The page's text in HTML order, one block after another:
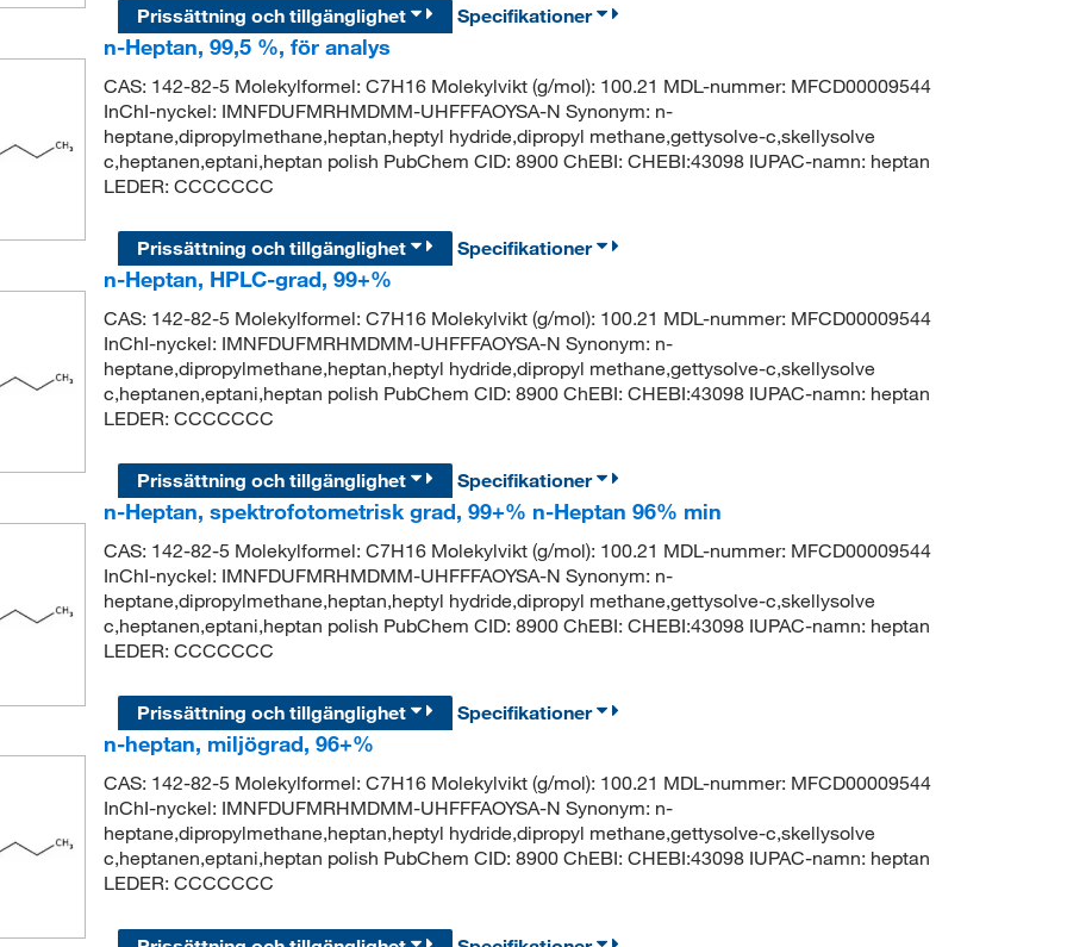
Prissättning och tillgänglighet
Specifikationer
n-Heptan, 99,5 %, för analys
CAS: 142-82-5 Molekylformel: C7H16 Molekylvikt (g/mol): 100.21 MDL-nummer: MFCD00009544
InChI-nyckel: IMNFDUFMRHMDMM-UHFFFAOYSA-N Synonym: n-
heptane,dipropylmethane,heptan,heptyl hydride,dipropyl methane,gettysolve-c,skellysolve
c,heptanen,eptani,heptan polish PubChem CID: 8900 ChEBI: CHEBI:43098 IUPAC-namn: heptan
LEDER: CCCCCCC
Prissättning och tillgänglighet
Specifikationer
n-Heptan, HPLC-grad, 99+%
CAS: 142-82-5 Molekylformel: C7H16 Molekylvikt (g/mol): 100.21 MDL-nummer: MFCD00009544
InChI-nyckel: IMNFDUFMRHMDMM-UHFFFAOYSA-N Synonym: n-
heptane,dipropylmethane,heptan,heptyl hydride,dipropyl methane,gettysolve-c,skellysolve
c,heptanen,eptani,heptan polish PubChem CID: 8900 ChEBI: CHEBI:43098 IUPAC-namn: heptan
LEDER: CCCCCCC
Prissättning och tillgänglighet
Specifikationer
n-Heptan, spektrofotometrisk grad, 99+% n-Heptan 96% min
CAS: 142-82-5 Molekylformel: C7H16 Molekylvikt (g/mol): 100.21 MDL-nummer: MFCD00009544
InChI-nyckel: IMNFDUFMRHMDMM-UHFFFAOYSA-N Synonym: n-
heptane,dipropylmethane,heptan,heptyl hydride,dipropyl methane,gettysolve-c,skellysolve
c,heptanen,eptani,heptan polish PubChem CID: 8900 ChEBI: CHEBI:43098 IUPAC-namn: heptan
LEDER: CCCCCCC
Prissättning och tillgänglighet
Specifikationer
n-heptan, miljögrad, 96+%
CAS: 142-82-5 Molekylformel: C7H16 Molekylvikt (g/mol): 100.21 MDL-nummer: MFCD00009544
InChI-nyckel: IMNFDUFMRHMDMM-UHFFFAOYSA-N Synonym: n-
heptane,dipropylmethane,heptan,heptyl hydride,dipropyl methane,gettysolve-c,skellysolve
c,heptanen,eptani,heptan polish PubChem CID: 8900 ChEBI: CHEBI:43098 IUPAC-namn: heptan
LEDER: CCCCCCC